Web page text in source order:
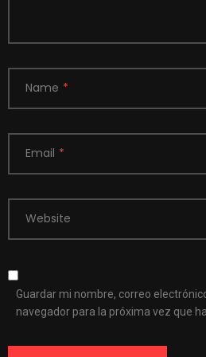
Name *
Email *
Website
Guardar mi nombre, correo
navegador para la próxima vez que